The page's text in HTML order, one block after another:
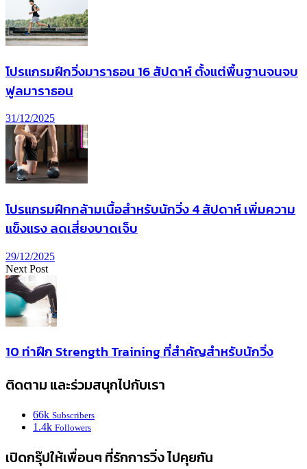
โปรแกรมฝึกวิ่งมาราธอน 16 สัปดาห์ ตั้งแต่พื้นฐานจนจบ
ฟูลมาราธอน
31/12/2025
โปรแกรมฝึกกล้ามเนื้อสำหรับนักวิ่ง 4 สัปดาห์ เพิ่มความ
แข็งแรง ลดเสี่ยงบาดเจ็บ
29/12/2025
Next Post
10 ท่าฝึก Strength Training ที่สำคัญสำหรับนักวิ่ง
ติดตาม และร่วมสนุกไปกับเรา
66k Subscribers
1.4k Followers
เปิดกรุ๊ปให้เพื่อนๆ ที่รักการวิ่ง ไปคุยกัน